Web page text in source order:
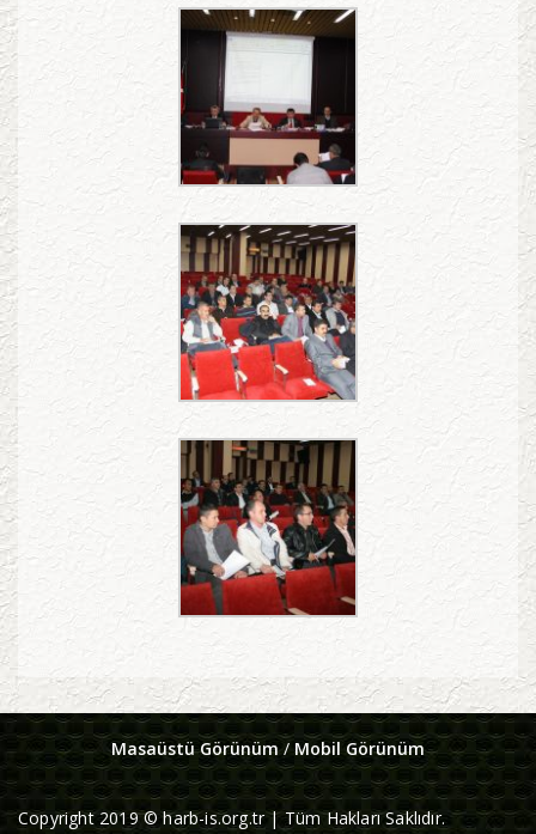
Masaüstü Görünüm/ Mobil Görünüm
Copyright 2019 © harb-is.org.tr | Tüm Hakları Saklıdır.